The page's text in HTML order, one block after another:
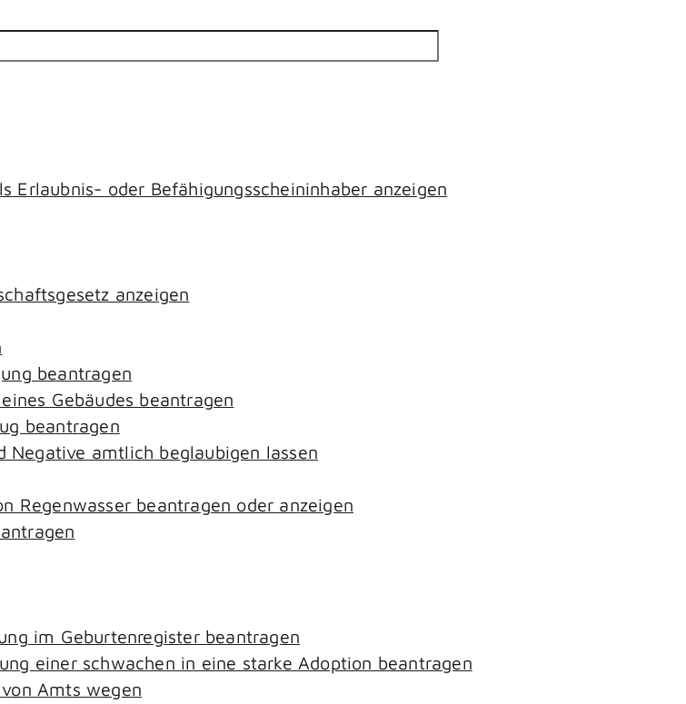
Erlaubnis- oder Befähigungsscheininhaber anzeigen
anzeigen
beantragen
Gebäudes beantragen
beantragen
amtlich beglaubigen lassen
Regenwasser beantragen oder anzeigen
im Geburtenregister beantragen
einer schwachen in eine starke Adoption beantragen
Amts wegen